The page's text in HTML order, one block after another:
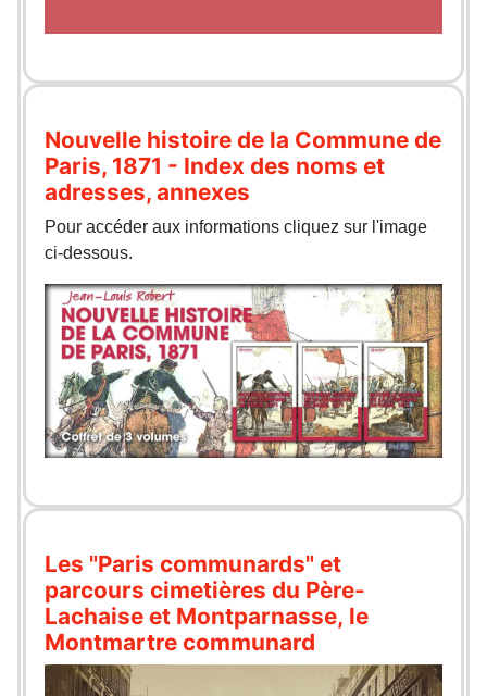
Nouvelle histoire de la Commune de
Paris, 1871 - Index des noms et
adresses, annexes
Pour accéder aux informations cliquez sur l'image
ci-dessous.
Les "Paris communards" et
parcours cimetières du Père-
Lachaise et Montparnasse, le
Montmartre communard